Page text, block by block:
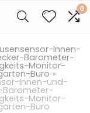
0
Innen-
Barometer-
Monitor-
Buro »
Innen-und-
Barometer-
Monitor-
Buro